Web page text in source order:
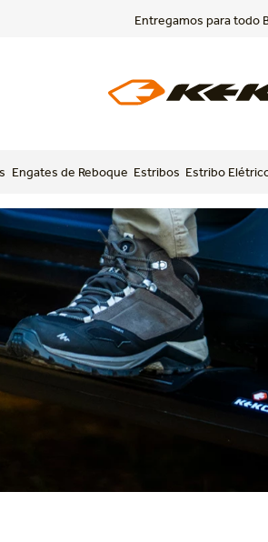
Entregamos para todo
Engates de Reboque Estribos Estribo